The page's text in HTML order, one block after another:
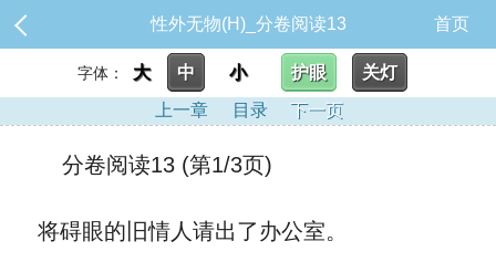
性外无物(H)_分卷阅读13 首页
字体： 大 中 小 护眼
关灯
上一章
目录 下一页
分卷阅读13 (第1/3页)
将碍眼的旧情人请出了办公室。